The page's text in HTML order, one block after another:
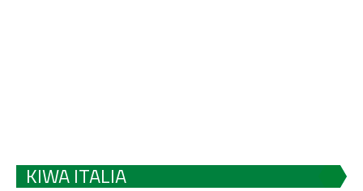
KIWA ITALIA